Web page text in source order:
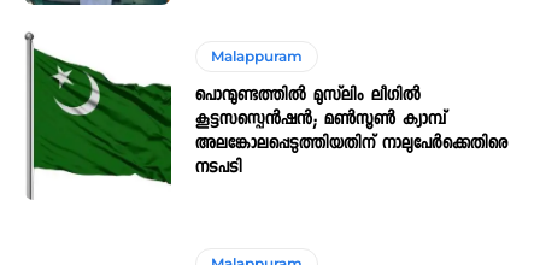
Malappuram
പൊന്മുണ്ടത്തിൽ മുസ്‌ലിം ലീഗിൽ
കൂട്ടസസ്പെൻഷൻ; മണ്‍സൂണ്‍ ക്യാമ്പ്
അലങ്കോലപ്പെടുത്തിയതിന് നാലുപേർക്കെതിരെ
നടപടി